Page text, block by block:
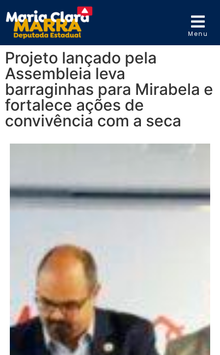
Menu
Projeto lançado pela
Assembleia leva
barraginhas para Mirabela e
fortalece ações de
convivência com a seca